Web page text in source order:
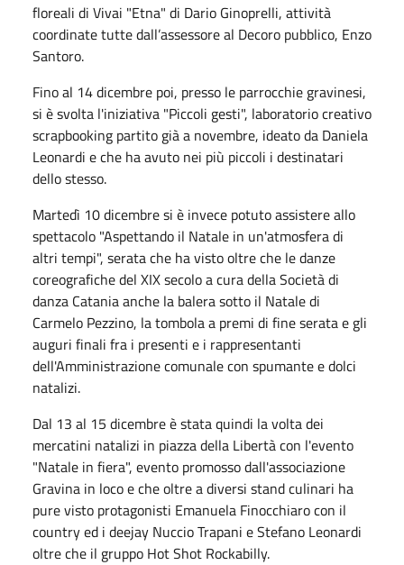
floreali di Vivai "Etna" di Dario Ginoprelli, attività
coordinate tutte dall’assessore al Decoro pubblico, Enzo
Santoro.
Fino al 14 dicembre poi, presso le parrocchie gravinesi,
si è svolta l'iniziativa "Piccoli gesti", laboratorio creativo
scrapbooking partito già a novembre, ideato da Daniela
Leonardi e che ha avuto nei più piccoli i destinatari
dello stesso.
Martedì 10 dicembre si è invece potuto assistere allo
spettacolo "Aspettando il Natale in un'atmosfera di
altri tempi", serata che ha visto oltre che le danze
coreografiche del XIX secolo a cura della Società di
danza Catania anche la balera sotto il Natale di
Carmelo Pezzino, la tombola a premi di fine serata e gli
auguri finali fra i presenti e i rappresentanti
dell'Amministrazione comunale con spumante e dolci
natalizi.
Dal 13 al 15 dicembre è stata quindi la volta dei
mercatini natalizi in piazza della Libertà con l'evento
"Natale in fiera", evento promosso dall'associazione
Gravina in loco e che oltre a diversi stand culinari ha
pure visto protagonisti Emanuela Finocchiaro con il
country ed i deejay Nuccio Trapani e Stefano Leonardi
oltre che il gruppo Hot Shot Rockabilly.